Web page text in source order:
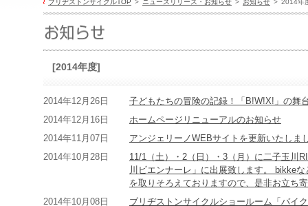
ブリヂストンサイクルTOP ニュースリリース・お知らせ お知らせ 2014年
[2014年度]
2014年12月26日
子どもたちの冒険の記録！「B!W!X!」の舞
2014年12月16日
ホームページリニューアルのお知らせ
2014年11月07日
アンジェリーノWEBサイトを更新いたしま
2014年10月28日
11/1（土）・2（日）・3（月）に二子玉川
川ビエンナーレ」に出展致します。 bikke
を取りそろえておりますので、是非お立ち
2014年10月08日
ブリヂストンサイクルショールーム「バイ